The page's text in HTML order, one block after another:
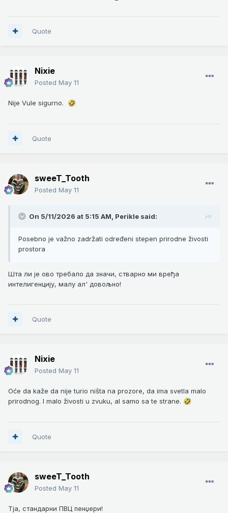
Quote
Nixie
Posted May 11
Nije Vule sigurno. 🤣
Quote
sweeT_Tooth
Posted May 11
On 5/11/2026 at 5:15 AM, Perikle said:
Posebno je važno zadržati određeni stepen prirodne živosti
prostora
Шта ли је ово требало да значи, стварно ми вређа
интелигенцију, малу ал' довољно!
Quote
Nixie
Posted May 11
Oće da kaže da nije turio ništa na prozore, da ima svetla malo
prirodnog. I malo živosti u zvuku, al samo sa te strane. 🤣
Quote
sweeT_Tooth
Posted May 11
Тја, стандарни ПВЦ пенџери!